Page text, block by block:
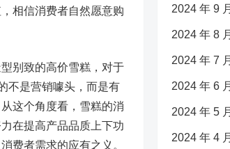
相信消费者自然愿意购
别致的高价雪糕，对于
不是营销噱头，而是有
这个角度看，雪糕的消
在提高产品品质上下功
费者需求的应有之义。
2024 年 9 月
2024 年 8 月
2024 年 7 月
2024 年 6 月
2024 年 5 月
2024 年 4 月